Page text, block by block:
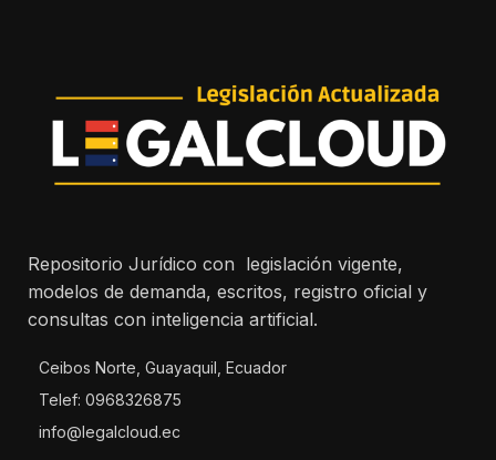
Repositorio Jurídico con legislación vigente,
modelos de demanda, escritos, registro oficial y
consultas con inteligencia artificial.
Ceibos Norte, Guayaquil, Ecuador
Telef: 0968326875
info@legalcloud.ec